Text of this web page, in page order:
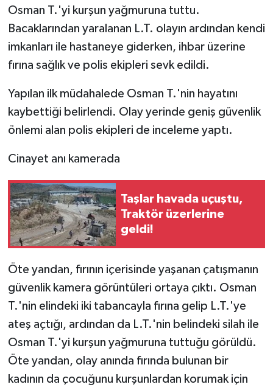
Osman T.'yi kurşun yağmuruna tuttu.
Bacaklarından yaralanan L.T. olayın ardından kendi
imkanları ile hastaneye giderken, ihbar üzerine
fırına sağlık ve polis ekipleri sevk edildi.
Yapılan ilk müdahalede Osman T.'nin hayatını
kaybettiği belirlendi. Olay yerinde geniş güvenlik
önlemi alan polis ekipleri de inceleme yaptı.
Cinayet anı kamerada
Taşlar havada uçuştu,
Traktör üzerlerine
geldi!
Öte yandan, fırının içerisinde yaşanan çatışmanın
güvenlik kamera görüntüleri ortaya çıktı. Osman
T.'nin elindeki iki tabancayla fırına gelip L.T.'ye
ateş açtığı, ardından da L.T.'nin belindeki silah ile
Osman T.'yi kurşun yağmuruna tuttuğu görüldü.
Öte yandan, olay anında fırında bulunan bir
kadının da çocuğunu kurşunlardan korumak için